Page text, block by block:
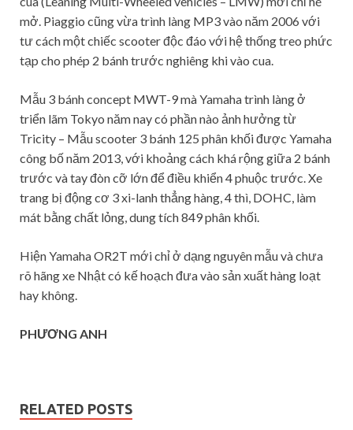
mở. Piaggio cũng vừa trình làng MP3 vào năm 2006 với
tư cách một chiếc scooter độc đáo với hệ thống treo phức
tạp cho phép 2 bánh trước nghiêng khi vào cua.
Mẫu 3 bánh concept MWT-9 mà Yamaha trình làng ở
triển lãm Tokyo năm nay có phần nào ảnh hưởng từ
Tricity – Mẫu scooter 3 bánh 125 phân khối được Yamaha
công bố năm 2013, với khoảng cách khá rộng giữa 2 bánh
trước và tay đòn cỡ lớn để điều khiển 4 phuộc trước. Xe
trang bị động cơ 3 xi-lanh thẳng hàng, 4 thì, DOHC, làm
mát bằng chất lỏng, dung tích 849 phân khối.
Hiện Yamaha OR2T mới chỉ ở dạng nguyên mẫu và chưa
rõ hãng xe Nhật có kế hoạch đưa vào sản xuất hàng loạt
hay không.
PHƯƠNG ANH
RELATED POSTS